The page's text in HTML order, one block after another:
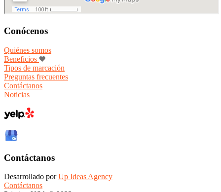
Conócenos
Quiénes somos
Beneficios
Tipos de marcación
Preguntas frecuentes
Contáctanos
Noticias
Contáctanos
Desarrollado porUp Ideas Agency
Contáctanos